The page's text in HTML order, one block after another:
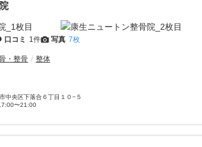
口コミ 1件 写真 7枚
・整骨 整体
中央区下落合６丁目１０−５
〜21:00